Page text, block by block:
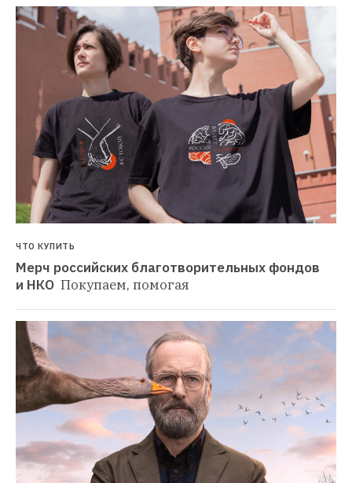
ЧТО КУПИТЬ
Мерч российских благотворительных фондов
и НКО Покупаем, помогая